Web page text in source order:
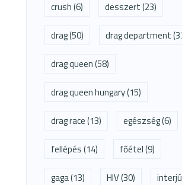
crush(6) desszert(23)
drag(50) drag department
drag queen(58)
drag queen hungary(15)
drag race(13) egészség(6)
fellépés(14) főétel(9)
gaga(13) HIV(30) interjú